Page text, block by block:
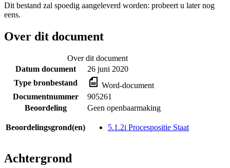
Dit bestand zal spoedig aangeleverd worden: probeert u later nog
eens.
Over dit document
Over dit document
Datum document
26 juni 2020
Type bronbestand
Word-document
Documentnummer
905261
Beoordeling
Geen openbaarmaking
Beoordelingsgrond(en) 5.1.2i Procespositie Staat
Achtergrond